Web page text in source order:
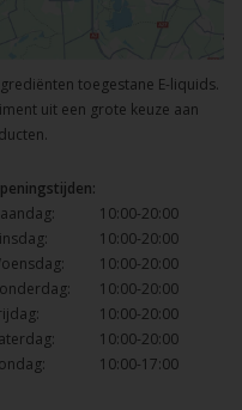
toegestane E-liquids.
uit een grote keuze aan
10:00-20:00
10:00-20:00
10:00-20:00
10:00-20:00
10:00-20:00
10:00-20:00
10:00-17:00